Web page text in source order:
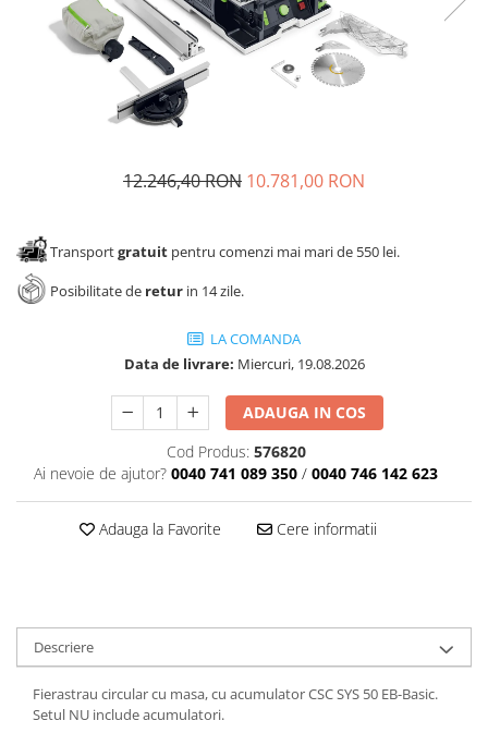
Solutii de curatat & adezivi
Canturi ABS
Alte accesorii mobila
Clesti/ patenti
Alte scule & unelte12.246,40 RON 10.781,00 RON
Transportgratuit pentru comenzi mai mari de 550 lei.
Posibilitate de retur in 14 zile.
LA COMANDA
Data de livrare: Miercuri, 19.08.2026
ADAUGA IN COS
Cod Produs: 576820
Ai nevoie de ajutor? 0040 741 089 350 / 0040 746 142 623
Adauga la Favorite Cere informatii
Descriere
Fierastrau circular cu masa, cu acumulator CSC SYS 50 EB-Basic.
Setul NU include acumulatori.